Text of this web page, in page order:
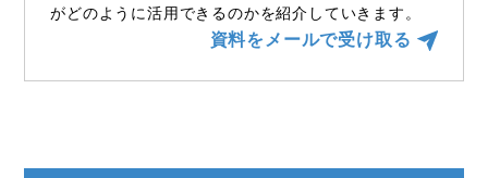
がどのように活用できるのかを紹介していきます。
資料をメールで受け取る